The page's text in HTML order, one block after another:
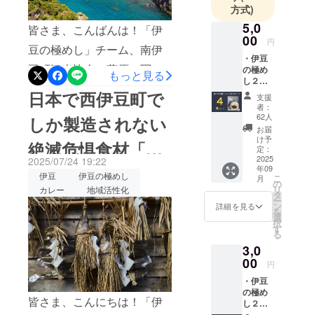
さいませ。改めまして、こ
の度は「伊豆の極めし2」に
ご支援いただき、誠にあり
がとうございます。本プロ
ジェクトを通して、少しで
も伊豆西南海岸エリアの魅
力を感じていただけたら、
本当に嬉しいです！引き続
き、どうぞよろしくお願い
いたします。
回のプロジェクトは、支援
総額：830,700円（目標に対
して達成率277%）支援者
数：112人（昨年比 約
110%）という結果となり、
目標金額を大きく上回る形
での達成となりました！
NEXTゴールの100万円には
惜しくも届きませんでした
が、支援者数は昨年の伊豆
の極めし第1弾（102名）を
上回る112名。たくさんの方
にご賛同いただけたこと、
本当に嬉しく思っていま
す。■全員に“もう一食”プレ
皆さま、こんばんは！「伊
豆の極めし」チーム、南伊
豆町観光協会・萩原（写真
左）と申します。「伊豆の
極めし２」プロジェクト
も、いよいよ残り3日となり
ました。たくさんの方に応
援していただき、伊豆西南
海岸エリアの魅力や食の恵
みが全国に伝わっているこ
とに、心から感謝していま
す。ラストスパートという
ことで、本日は、南伊豆町
が誇る夏の絶景、「ヒリゾ
浜（ひりぞはま）」をご紹
もっと見る
日本で西伊豆町で
しか製造されない
絶滅危惧食材「潮
かつお」とは？
2025/07/24 19:22
伊豆
伊豆の極めし
カレー
地域活性化
皆さま、こんにちは！「伊
ピを1,000品
以上掲載。
さらに100名
キャンプ系
インフルエ
ンサーとの
繋がりを大
切にしなが
ザーの皆様
にキャンプ
をもっと楽
しんでいた
だけるよう
信しており
ます。SNS
の総フォロ
ワー数約40
方式)
5,0
00 円
・伊豆
の極め
し２〜
桜葉と
南伊豆
野菜の
潮かつ
おカ
レー〜
（1食約
200g）
×４食
セット
・特製
ソトレ
シピス
カー
（商品
サイ
ズ：
8cm×8
cm、数
支援
者：
62人
お届
け予
定：
2025
年09
月
詳細を見る
こ
の
リ
タ
ー
ン
を
選
択
す
る
3,0
00 円
・伊豆
の極め
し２〜